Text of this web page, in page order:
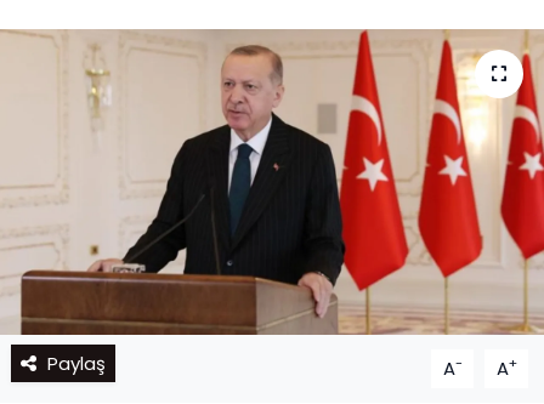
Paylaş A- A+
Son Dakika Haberleri
Haber Arşivi